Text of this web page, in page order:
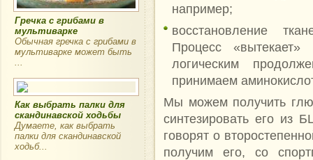
Гречка с грибами в
мультиварке
Обычная гречка с грибами в
мультиварке может быть
...
Как выбрать палки для
скандинавской ходьбы
Думаете, как выбрать
палки для скандинавской
ходьб...
например;
восстановление
Процесс
логическим
принимаем
Мы можем получить
синтезировать его из
говорят о
получим его, со